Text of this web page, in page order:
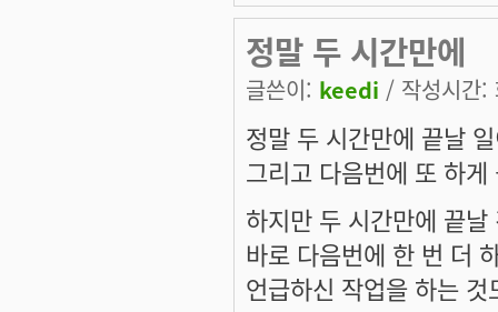
정말 두 시간만에
글쓴이: keedi / 작성시간
정말 두 시간만에 끝날
그리고 다음번에 또 하
하지만 두 시간만에 끝
바로 다음번에 한 번 더
언급하신 작업을 하는